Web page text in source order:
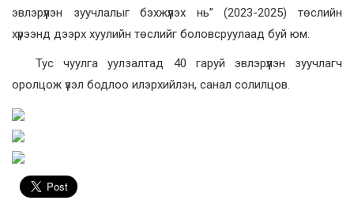
эвлэрүүлэн зуучлалыг бэхжүүлэх нь” (2023-2025) төслийн
хүрээнд дээрх хуулийн төслийг боловсруулаад буй юм.
Тус чуулга уулзалтад 40 гаруй эвлэрүүлэн зуучлагч
оролцож үзэл бодлоо илэрхийлэн, санал солилцов.